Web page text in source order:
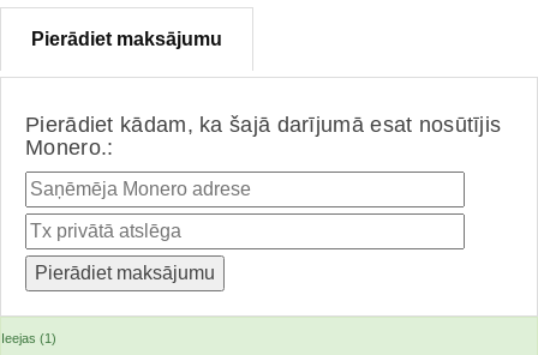
Pierādiet maksājumu
Pierādiet kādam, ka šajā darījumā esat nosūtījis
Monero.:
Ieejas (1)